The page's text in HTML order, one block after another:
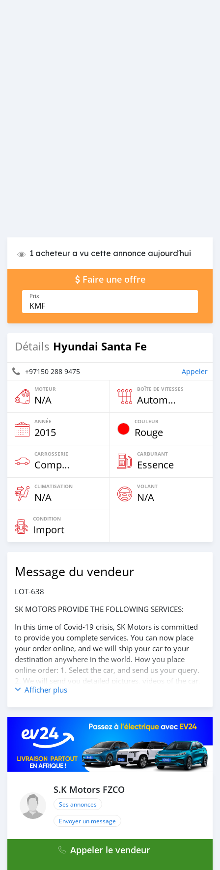
1 acheteur a vu cette annonce aujourd'hui
Faire une offre
Prix
KMF
Détails Hyundai Santa Fe
+97150 288 9475 Appeler
MOTEUR
N/A
BOÎTE DE VITESSES
Automatique
ANNÉE
2015
COULEUR
Rouge
CARROSSERIE
Compacte
CARBURANT
Essence
CLIMATISATION
N/A
VOLANT
N/A
CONDITION
Import
Message du vendeur
LOT-638
SK MOTORS PROVIDE THE FOLLOWING SERVICES:
In this time of Covid-19 crisis, SK Motors is committed
to provide you complete services. You can now place
your order online, and we will ship your car to your
destination anywhere in the world. How you place
online order: 1. Select the car, and send us your query.
2. We will send you detailed pictures, videos of the car,
and show you the car on online video call conference. 3.
you pay the car price, we arrange your shipment, and
load your car towards your destination. 5. Post loading
your car, we send you the BL copy confirmation. 6.
Once you receive your car, you confirm us, and we are
done with the process. We are taking these steps to
note, SK Motors is one of the leading car exporters in
UAE, and we put a high emphasize on our customer
satisfaction. We are always h
Afficher plus
S.K Motors FZCO
Ses annonces
Envoyer un message
Appeler le vendeur